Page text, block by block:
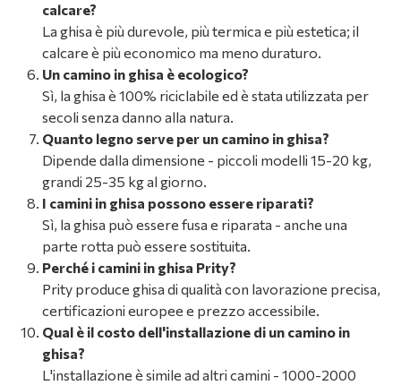
calcare?
La ghisa è più durevole, più termica e più estetica; il
calcare è più economico ma meno duraturo.
Un camino in ghisa è ecologico?
Sì, la ghisa è 100% riciclabile ed è stata utilizzata per
secoli senza danno alla natura.
Quanto legno serve per un camino in ghisa?
Dipende dalla dimensione - piccoli modelli 15-20 kg,
grandi 25-35 kg al giorno.
I camini in ghisa possono essere riparati?
Sì, la ghisa può essere fusa e riparata - anche una
parte rotta può essere sostituita.
Perché i camini in ghisa Prity?
Prity produce ghisa di qualità con lavorazione precisa,
certificazioni europee e prezzo accessibile.
Qual è il costo dell'installazione di un camino in
ghisa?
L'installazione è simile ad altri camini - 1000-2000